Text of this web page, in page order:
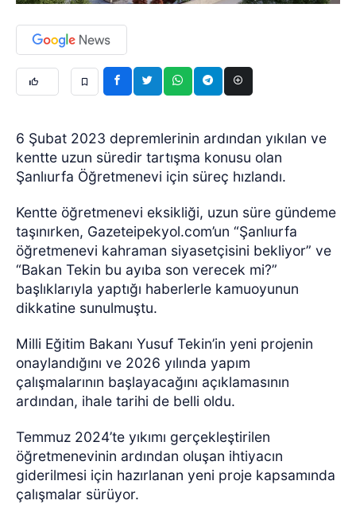
6 Şubat 2023 depremlerinin ardından yıkılan ve
kentte uzun süredir tartışma konusu olan
Şanlıurfa Öğretmenevi için süreç hızlandı.
Kentte öğretmenevi eksikliği, uzun süre gündeme
taşınırken, Gazeteipekyol.com’un “Şanlıurfa
öğretmenevi kahraman siyasetçisini bekliyor” ve
“Bakan Tekin bu ayıba son verecek mi?”
başlıklarıyla yaptığı haberlerle kamuoyunun
dikkatine sunulmuştu.
Milli Eğitim Bakanı Yusuf Tekin’in yeni projenin
onaylandığını ve 2026 yılında yapım
çalışmalarının başlayacağını açıklamasının
ardından, ihale tarihi de belli oldu.
Temmuz 2024’te yıkımı gerçekleştirilen
öğretmenevinin ardından oluşan ihtiyacın
giderilmesi için hazırlanan yeni proje kapsamında
çalışmalar sürüyor.